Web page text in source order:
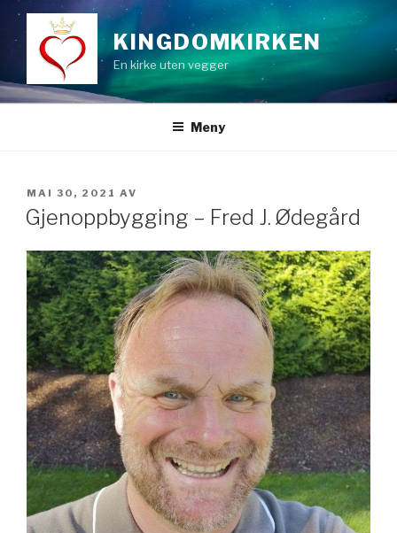
innhold
KINGDOMKIRKEN
En kirke uten vegger
Meny
PUBLISERT
MAI 30, 2021 AV
Gjenoppbygging – Fred J. Ødegård